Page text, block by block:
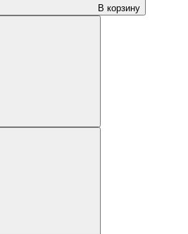
В корзину